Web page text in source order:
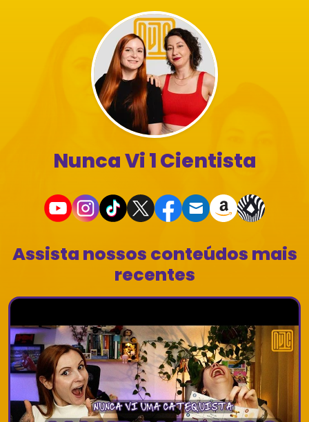
Nunca Vi 1 Cientista
Assista nossos conteúdos mais
recentes